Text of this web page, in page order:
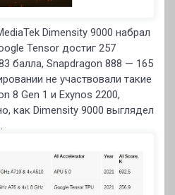
Dimensity 9000 набрал
Tensor достиг 257
балла, Snapdragon 888 — 165
не участвовали такие
8 Gen 1 и Exynos 2200,
как Dimensity 9000 выглядел